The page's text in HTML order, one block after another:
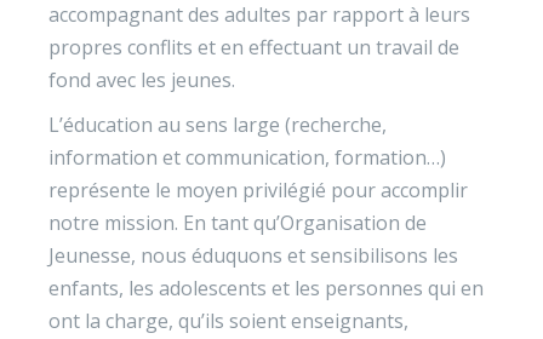
accompagnant des adultes par rapport à leurs
propres conflits et en effectuant un travail de
fond avec les jeunes.
L’éducation au sens large (recherche,
information et communication, formation…)
représente le moyen privilégié pour accomplir
notre mission. En tant qu’Organisation de
Jeunesse, nous éduquons et sensibilisons les
enfants, les adolescents et les personnes qui en
ont la charge, qu’ils soient enseignants,